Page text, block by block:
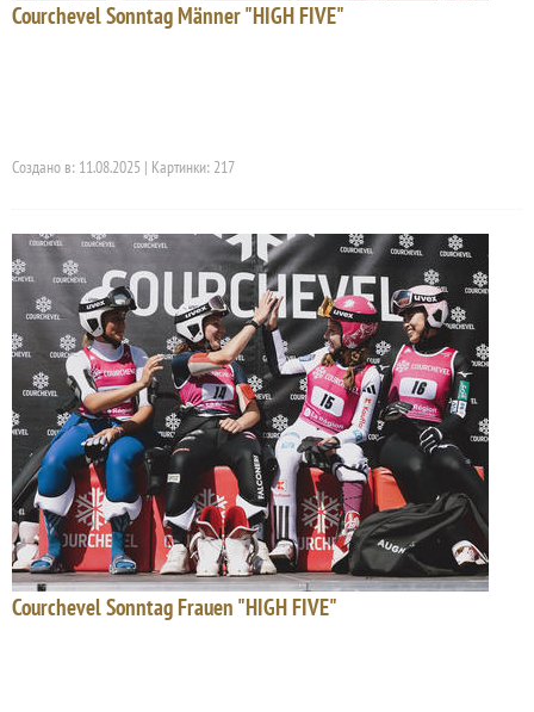
Courchevel Sonntag Männer "HIGH FIVE"
Создано в: 11.08.2025 | Картинки: 217
Courchevel Sonntag Frauen "HIGH FIVE"